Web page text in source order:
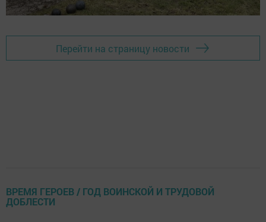
Перейти на страницу новости
ВРЕМЯ ГЕРОЕВ / ГОД ВОИНСКОЙ И ТРУДОВОЙ
ДОБЛЕСТИ